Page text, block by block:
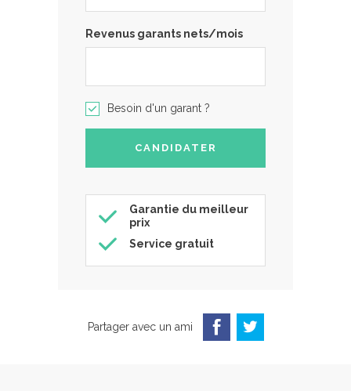
Revenus garants nets/mois
Besoin d'un garant ?
Garantie du meilleur
prix
Service gratuit
Partager avec un ami